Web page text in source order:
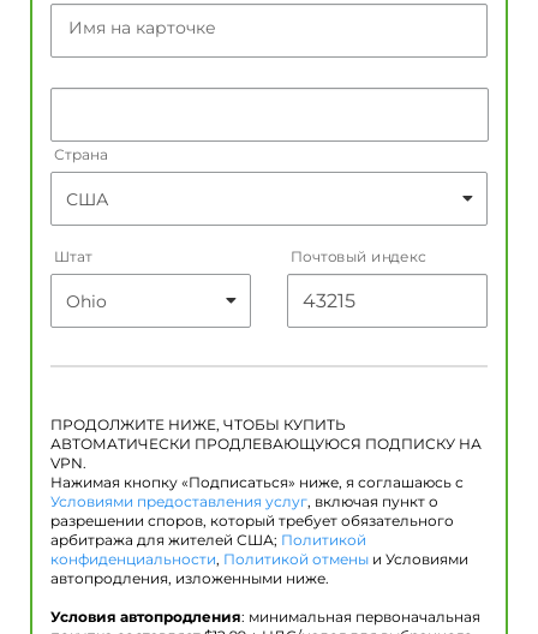
Имя на карточке
Страна
Штат Почтовый индекс
ПРОДОЛЖИТЕ НИЖЕ, ЧТОБЫ КУПИТЬ
АВТОМАТИЧЕСКИ ПРОДЛЕВАЮЩУЮСЯ ПОДПИСКУ НА
VPN.
Нажимая кнопку «Подписаться» ниже, я соглашаюсь с
Условиями предоставления услуг, включая пункт о
разрешении споров, который требует обязательного
арбитража для жителей США; Политикой
конфиденциальности, Политикой отмены и Условиями
автопродления, изложенными ниже.
Условия автопродления: минимальная первоначальная